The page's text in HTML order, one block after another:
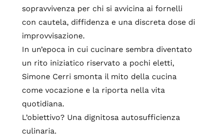
sopravvivenza per chi si avvicina ai fornelli
con cautela, diffidenza e una discreta dose di
improvvisazione.
In un’epoca in cui cucinare sembra diventato
un rito iniziatico riservato a pochi eletti,
Simone Cerri smonta il mito della cucina
come vocazione e la riporta nella vita
quotidiana.
L’obiettivo? Una dignitosa autosufficienza
culinaria.